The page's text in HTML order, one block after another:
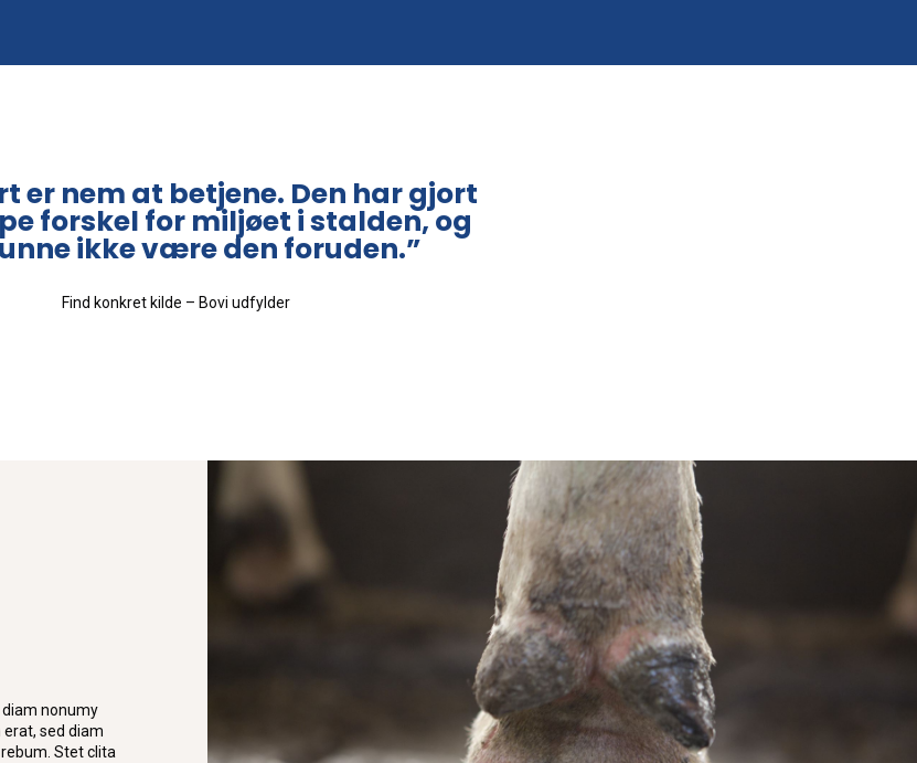
er nem at betjene. Den har gjort
forskel for miljøet i stalden, og
ikke være den foruden.”
Find konkret kilde – Bovi udfylder
nonumy
sed diam
Stet clita